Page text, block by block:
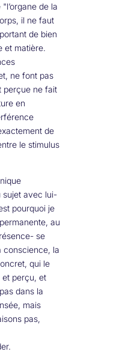
de la
il ne faut
de bien
et matière.
ne font pas
perçue ne fait
en
de
le stimulus
sujet avec lui-
pourquoi je
au
se
conscience, la
qui le
et perçu, et
dans la
mais
pas,